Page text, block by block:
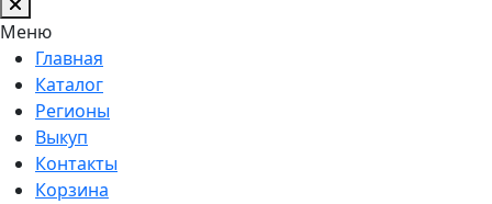
Меню
Главная
Каталог
Регионы
Выкуп
Контакты
Корзина